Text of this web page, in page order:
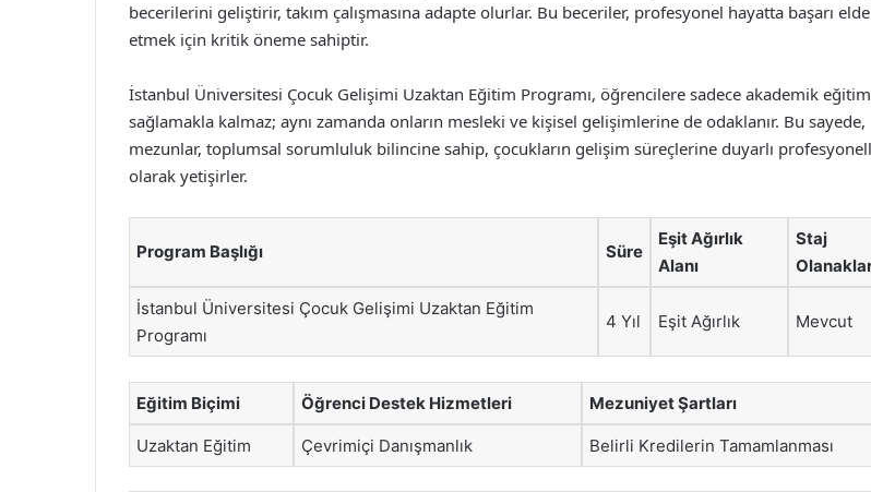
becerilerini geliştirir, takım çalışmasına adapte olurlar. Bu beceriler, profesyonel hayatta başarı elde
etmek için kritik öneme sahiptir.
İstanbul Üniversitesi Çocuk Gelişimi Uzaktan Eğitim Programı, öğrencilere sadece akademik eğitim
sağlamakla kalmaz; aynı zamanda onların mesleki ve kişisel gelişimlerine de odaklanır. Bu sayede,
mezunlar, toplumsal sorumluluk bilincine sahip, çocukların gelişim süreçlerine duyarlı
olarak yetişirler.
Program Başlığı Süre
Eşit Ağırlık
Alanı
Staj
İstanbul Üniversitesi Çocuk Gelişimi Uzaktan Eğitim
Programı
4 Yıl Eşit Ağırlık Mevcut
Eğitim Biçimi Öğrenci Destek Hizmetleri Mezuniyet Şartları
Uzaktan Eğitim Çevrimiçi Danışmanlık Belirli Kredilerin Tamamlanması